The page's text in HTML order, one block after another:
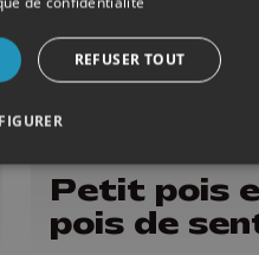
Petit pois
pois de
REFUSER TOUT